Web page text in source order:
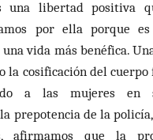
una libertad positiva
por ella porque
vida más benéfica.
la cosificación del cuerpo
a las mujeres en
prepotencia de la
afirmamos que la